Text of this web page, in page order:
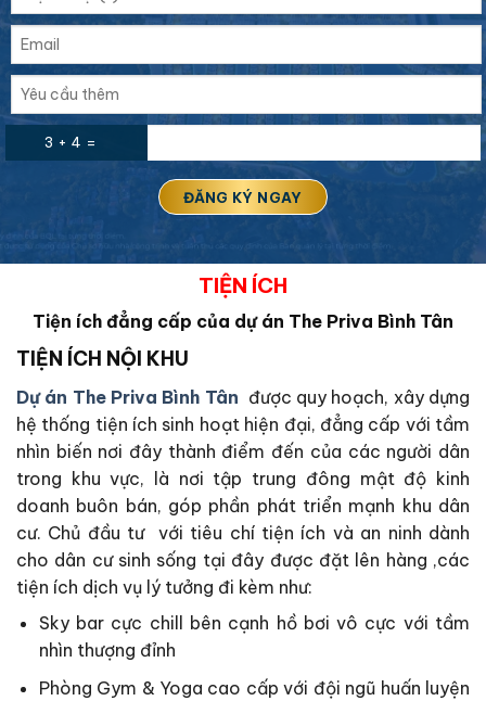
3 + 4 =
TIỆN ÍCH
Tiện ích đẳng cấp của dự án The Priva Bình Tân
TIỆN ÍCH NỘI KHU
Dự án The Priva Bình Tân được quy hoạch, xây dựng
hệ thống tiện ích sinh hoạt hiện đại, đẳng cấp với tầm
nhìn biến nơi đây thành điểm đến của các người dân
trong khu vực, là nơi tập trung đông mật độ kinh
doanh buôn bán, góp phần phát triển mạnh khu dân
cư. Chủ đầu tư với tiêu chí tiện ích và an ninh dành
cho dân cư sinh sống tại đây được đặt lên hàng ,các
tiện ích dịch vụ lý tưởng đi kèm như:
Sky bar cực chill bên cạnh hồ bơi vô cực với tầm
nhìn thượng đỉnh
Phòng Gym & Yoga cao cấp với đội ngũ huấn luyện